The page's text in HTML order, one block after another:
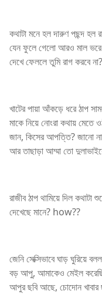
কথাটা মনে হল দারুণ পছন্দ হল
যেন ফুলে গেলো আরও মাল
দেখে ফেললে তুমি রাগ করবে
খাটের পায়া আঁকড়ে ধরে ঠাপ
মাকে নিয়ে নোংরা কথায়
জান, কিসের আপত্তি? জানো না
আর তাছাড়া আম্মা তো
রাজীব ঠাপ থামিয়ে দিল
দেখেছে মানে? how??
জেনি সেক্সিভাবে ঘাড় ঘুরিয়ে
বড় আপু, আমাকেও মেইল
আপুর ছবি আছে, চোদোন খাবার